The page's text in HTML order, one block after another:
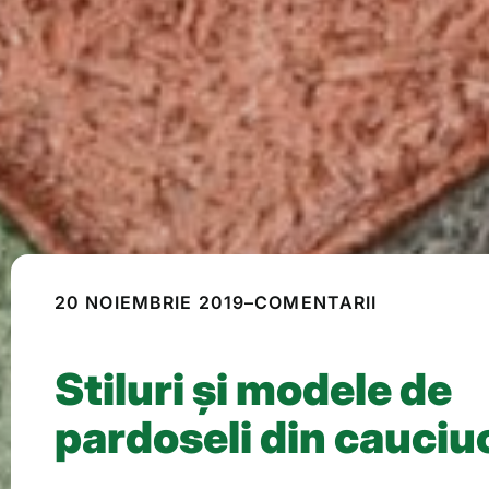
20 NOIEMBRIE 2019–COMENTARII
Stiluri și modele de
pardoseli din